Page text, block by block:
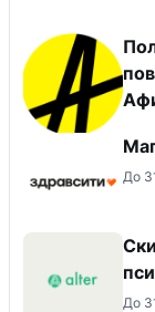
До
До